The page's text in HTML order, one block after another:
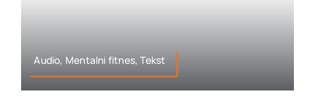
Audio, Mentalni fitnes, Tekst